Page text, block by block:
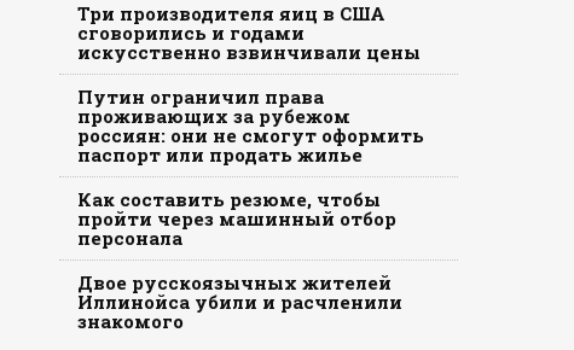
Три производителя яиц в США
сговорились и годами
искусственно взвинчивали цены
Путин ограничил права
проживающих за рубежом
россиян: они не смогут оформить
паспорт или продать жилье
Как составить резюме, чтобы
пройти через машинный отбор
персонала
Двое русскоязычных жителей
Иллинойса убили и расчленили
знакомого